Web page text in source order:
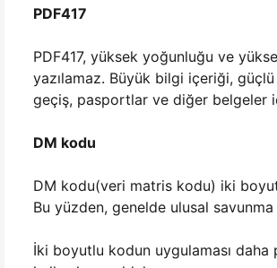
PDF417
PDF417, yüksek yoğunluğu ve
yazılamaz. Büyük bilgi içeriği,
geçiş, pasportlar ve diğer belgeler
DM kodu
DM kodu(veri matris kodu) iki
Bu yüzden, genelde ulusal
İki boyutlu kodun uygulaması daha